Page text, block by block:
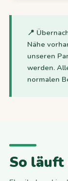
📍
Nähe
unseren
werden.
normalen
So läuft